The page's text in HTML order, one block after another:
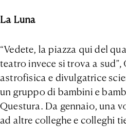
La Luna
“Vedete, la piazza qui del
teatro invece si trova a
astrofisica e divulgatrice
un gruppo di bambini e
Questura. Da gennaio, una
ad altre colleghe e colleghi